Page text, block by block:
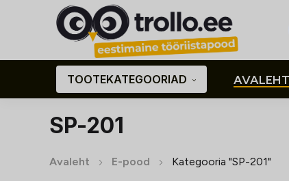
TOOTEKATEGOORIAD AVALEHT
SP-201
Avaleht E-pood Kategooria "SP-201"